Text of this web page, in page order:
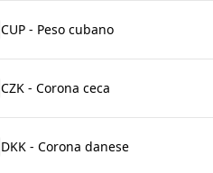
CUP - Peso cubano
CZK - Corona ceca
DKK - Corona danese